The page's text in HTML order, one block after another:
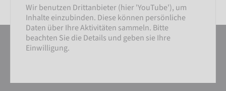
Wir benutzen Drittanbieter (hier 'YouTube'), um
Inhalte einzubinden. Diese können persönliche
Daten über Ihre Aktivitäten sammeln. Bitte
beachten Sie die Details und geben sie Ihre
Einwilligung.